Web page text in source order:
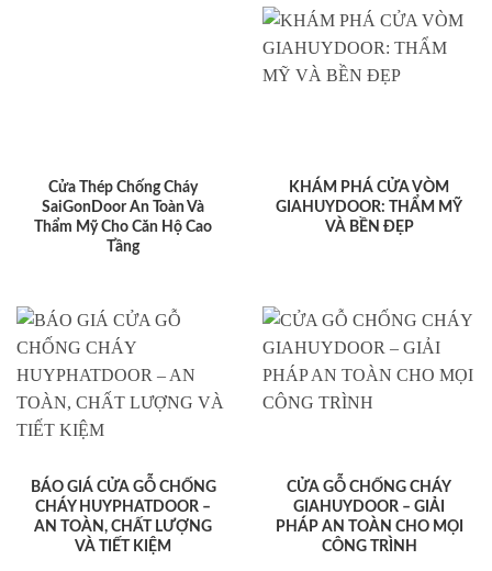
Cửa Thép Chống Cháy
SaiGonDoor An Toàn Và
Thẩm Mỹ Cho Căn Hộ Cao
Tầng
KHÁM PHÁ CỬA VÒM
GIAHUYDOOR: THẨM MỸ
VÀ BỀN ĐẸP
BÁO GIÁ CỬA GỖ CHỐNG
CHÁY HUYPHATDOOR –
AN TOÀN, CHẤT LƯỢNG
VÀ TIẾT KIỆM
CỬA GỖ CHỐNG CHÁY
GIAHUYDOOR – GIẢI
PHÁP AN TOÀN CHO MỌI
CÔNG TRÌNH